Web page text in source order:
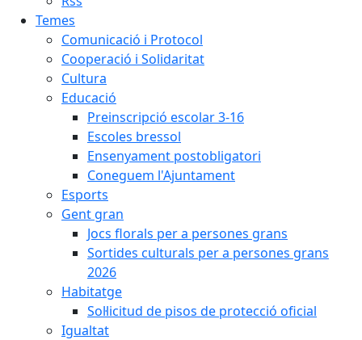
Temes
Comunicació i Protocol
Cooperació i Solidaritat
Cultura
Educació
Preinscripció escolar 3-16
Escoles bressol
Ensenyament postobligatori
Coneguem l'Ajuntament
Esports
Gent gran
Jocs florals per a persones grans
Sortides culturals per a persones grans
2026
Habitatge
Sol·licitud de pisos de protecció oficial
Igualtat